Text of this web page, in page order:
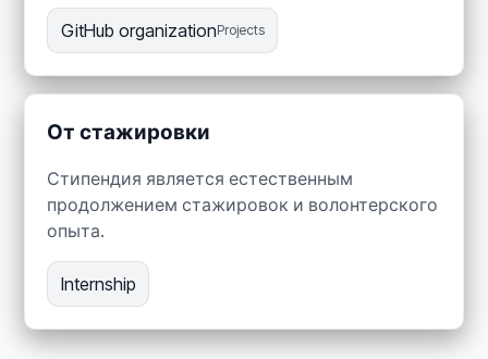
GitHub organizationProjects
От стажировки
Стипендия является естественным
продолжением стажировок и волонтерского
опыта.
Internship